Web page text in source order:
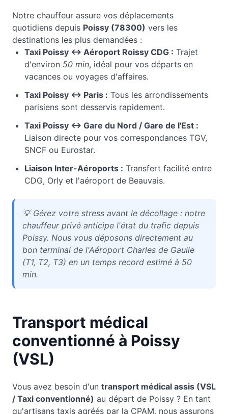
Notre chauffeur assure vos déplacements
quotidiens depuis Poissy (78300) vers les
destinations les plus demandées :
Taxi Poissy ↔ Aéroport Roissy CDG : Trajet
d'environ 50 min, idéal pour vos départs en
vacances ou voyages d'affaires.
Taxi Poissy ↔ Paris : Tous les arrondissements
parisiens sont desservis rapidement.
Taxi Poissy ↔ Gare du Nord / Gare de l'Est :
Liaison directe pour vos correspondances TGV,
SNCF ou Eurostar.
Liaison Inter-Aéroports : Transfert facilité entre
CDG, Orly et l'aéroport de Beauvais.
💡 Gérez votre stress avant le décollage : notre
chauffeur privé anticipe l'état du trafic depuis
Poissy. Nous vous déposons directement au
bon terminal de l'Aéroport Charles de Gaulle
(T1, T2, T3) en un temps record estimé à 50
min.
Transport médical
conventionné à Poissy
(VSL)
Vous avez besoin d'un transport médical assis (VSL
/ Taxi conventionné) au départ de Poissy ? En tant
qu'artisans taxis agréés par la CPAM, nous assurons